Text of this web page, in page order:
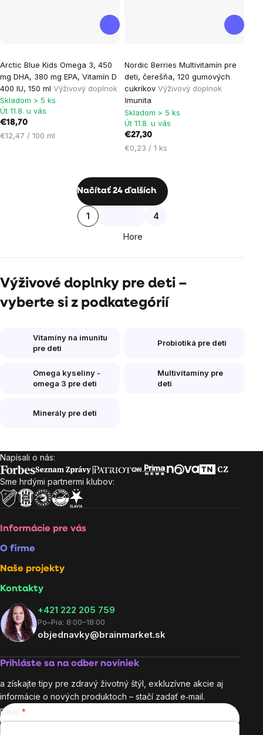
Arctic Blue Kids Omega 3, 450
mg DHA, 380 mg EPA, Vitamín D
400 IU, 150 ml Výživový doplnok
Skladom > 5 ks
Út 11.8. u vás
€18,70
Jednotková
€12,47 / 100 ml
Nordic Berries Multivitamín pre
deti, čerešňa, 120 gumových
cukríkov Výživový doplnok
Imunita
Skladom > 5 ks
Út 11.8. u vás
€27,30
Jednotková
€0,23 / 1 ks
Ovládacie
výpisu
Načítať 24 ďalších
Stránkovanie
1 4
Hore
Výživové doplnky pre deti –
vyberte si z podkategórií
Vitamíny na imunitu
pre deti
Probiotiká pre deti
Omega kyseliny -
omega 3 pre deti
Multivitamíny pre
deti
Minerály pre deti
Zápätie
Napísali o nás:
Sme hrdými partnermi klubov:
Informácie pre vás
O firme
Naše projekty
Kontakty
+421 222 205 759
Po–Pia: 8:00–18:00
objednavky@brainmarket.sk
Prihláste sa na odber noviniek
a získajte tipy pre zdravý životný štýl, exkluzívne akcie aj
informácie o nových produktoch – stačí zadať e‑mail.
Email